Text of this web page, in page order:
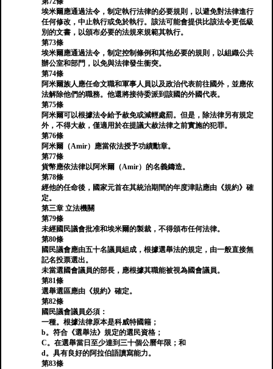
埃米爾應通過法令，制定執行法律的必要規則，以避免對法律進行
任何修改，中止執行或免於執行。該法可能會提供比該法令更低級
別的文書，以頒布必要的法規來規範其執行。
第73條
埃米爾應通過法令，制定控制條例和其他必要的規則，以組織公共
辦公室和部門，以免與法律發生衝突。
第74條
阿米爾族人應任命文職和軍事人員以及政治代表前往國外，並應依
法解除他們的職務。他還將接待委派到該國的外國代表。
第75條
阿米爾可以根據法令給予赦免或減輕處罰。但是，除法律另有規定
外，不得大赦，僅適用於在提議大赦法律之前實施的犯罪。
第76條
阿米爾（Amir）應當依法授予功績勳章。
第77條
貨幣應依法律以阿米爾（Amir）的名義鑄造。
第78條
經他的任命後，國家元首在其統治期間的年度津貼應由《規約》確
定。
第三章 立法機關
第79條
未經國民議會批准和埃米爾的製裁，不得頒布任何法律。
第80條
國民議會應由五十名議員組成，根據選舉法的規定，由一般直接無
記名投票選出。
未當選國會議員的部長，應根據其職能被視為國會議員。
第81條
選舉選區應由《規約》確定。
第82條
國民議會議員必須：
一種。根據法律原本是科威特國籍；
b。符合《選舉法》規定的選民資格；
C。在選舉當日至少達到三十個公曆年限；和
d。具有良好的阿拉伯語讀寫能力。
第83條